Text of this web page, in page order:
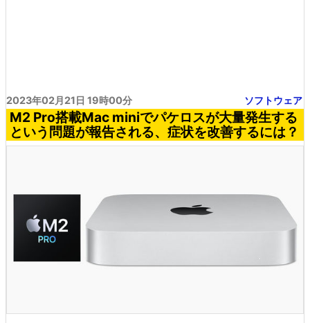
2023年02月21日 19時00分 ソフトウェア
M2 Pro搭載Mac miniでパケロスが大量発生する
という問題が報告される、症状を改善するには？